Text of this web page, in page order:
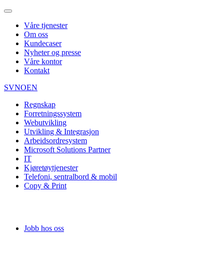
Våre tjenester
Om oss
Kundecaser
Nyheter og presse
Våre kontor
Kontakt
SVNOEN
Regnskap
Forretningssystem
Webutvikling
Utvikling & Integrasjon
Arbeidsordresystem
Microsoft Solutions Partner
IT
Kjøretøytjenester
Telefoni, sentralbord & mobil
Copy & Print
Jobb hos oss